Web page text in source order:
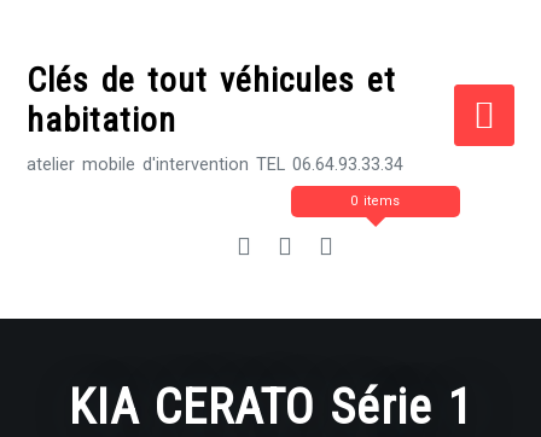
contentClés de tout véhicules et
habitation
atelier mobile d'intervention TEL 06.64.93.33.34
0 items
KIA CERATO Série 1